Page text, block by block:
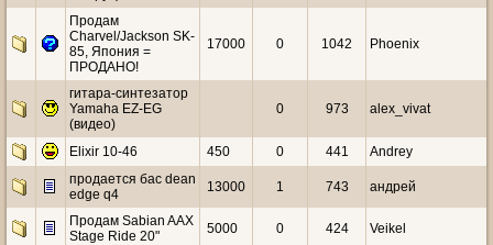
Продам
Charvel/Jackson SK-
85, Япония =
ПРОДАНО!
17000 0 1042 Phoenix
гитара-синтезатор
Yamaha EZ-EG
(видео)
0 973 alex_vivat
Elixir 10-46 450 0 441
Andrey
продается бас dean
edge q4
13000 1 743 андрей
Продам Sabian AAX
Stage Ride 20"
5000 0 424 Veikel